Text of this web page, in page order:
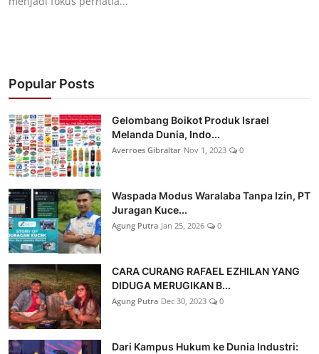
Popular Posts
Gelombang Boikot Produk Israel
Melanda Dunia, Indo...
Averroes Gibraltar Nov 1, 2023 0
Waspada Modus Waralaba Tanpa Izin, PT
Juragan Kuce...
Agung Putra Jan 25, 2026 0
CARA CURANG RAFAEL EZHILAN YANG
DIDUGA MERUGIKAN B...
Agung Putra Dec 30, 2023 0
Dari Kampus Hukum ke Dunia Industri: